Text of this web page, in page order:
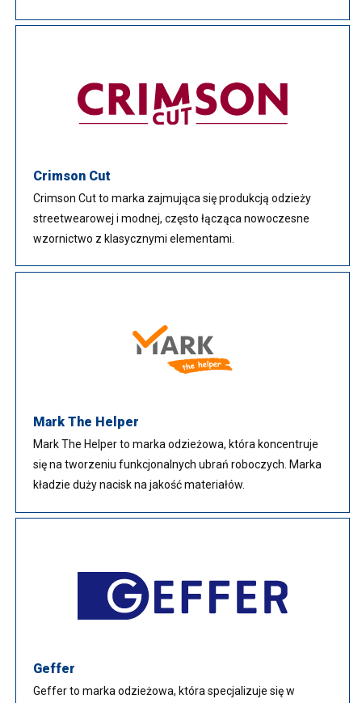
Crimson Cut
Crimson Cut to marka zajmująca się produkcją odzieży
streetwearowej i modnej, często łącząca nowoczesne
wzornictwo z klasycznymi elementami.
Mark The Helper
Mark The Helper to marka odzieżowa, która koncentruje
się na tworzeniu funkcjonalnych ubrań roboczych. Marka
kładzie duży nacisk na jakość materiałów.
Geffer
Geffer to marka odzieżowa, która specjalizuje się w